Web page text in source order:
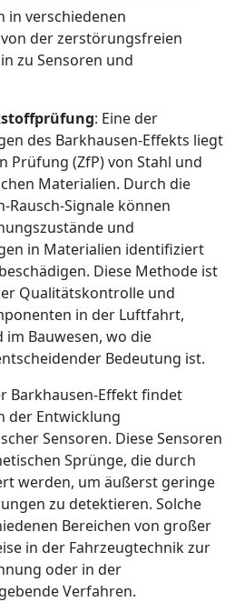
in verschiedenen
der zerstörungsfreien
zu Sensoren und
: Eine der
des Barkhausen-Effekts liegt
Prüfung (ZfP) von Stahl und
Materialien. Durch die
Rausch-Signale können
und
in Materialien identifiziert
Diese Methode ist
Qualitätskontrolle und
in der Luftfahrt,
Bauwesen, wo die
Bedeutung ist.
Barkhausen-Effekt findet
der Entwicklung
Sensoren. Diese Sensoren
Sprünge, die durch
werden, um äußerst geringe
zu detektieren. Solche
Bereichen von großer
in der Fahrzeugtechnik zur
oder in der
Verfahren.